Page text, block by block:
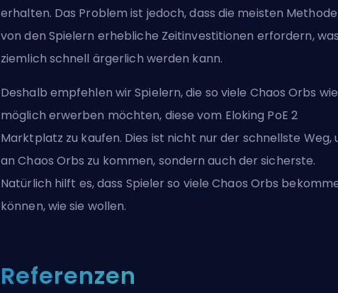
erhalten. Das Problem ist jedoch, dass die meisten
von den Spielern erhebliche Zeitinvestitionen erfordern,
ziemlich schnell ärgerlich werden kann.
Deshalb empfehlen wir Spielern, die so viele Chaos Orbs wie
möglich erwerben möchten, diese vom Eloking PoE 2
Marktplatz zu kaufen. Dies ist nicht nur der schnellste Weg,
an Chaos Orbs zu kommen, sondern auch der sicherste.
Natürlich hilft es, dass Spieler so viele Chaos Orbs
können, wie sie wollen.
Referenzen